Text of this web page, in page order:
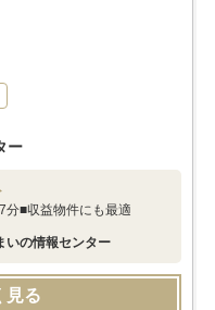
ー
分■収益物件にも最適
いの情報センター
見る